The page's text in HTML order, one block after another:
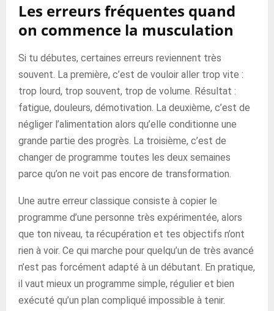
Les erreurs fréquentes quand
on commence la musculation
Si tu débutes, certaines erreurs reviennent très
souvent. La première, c’est de vouloir aller trop vite :
trop lourd, trop souvent, trop de volume. Résultat :
fatigue, douleurs, démotivation. La deuxième, c’est de
négliger l’alimentation alors qu’elle conditionne une
grande partie des progrès. La troisième, c’est de
changer de programme toutes les deux semaines
parce qu’on ne voit pas encore de transformation.
Une autre erreur classique consiste à copier le
programme d’une personne très expérimentée, alors
que ton niveau, ta récupération et tes objectifs n’ont
rien à voir. Ce qui marche pour quelqu’un de très avancé
n’est pas forcément adapté à un débutant. En pratique,
il vaut mieux un programme simple, régulier et bien
exécuté qu’un plan compliqué impossible à tenir.